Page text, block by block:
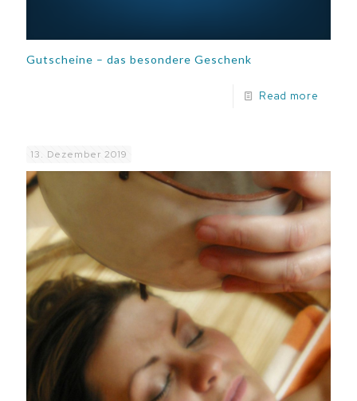
Gutscheine – das besondere Geschenk
Read more
13. Dezember 2019